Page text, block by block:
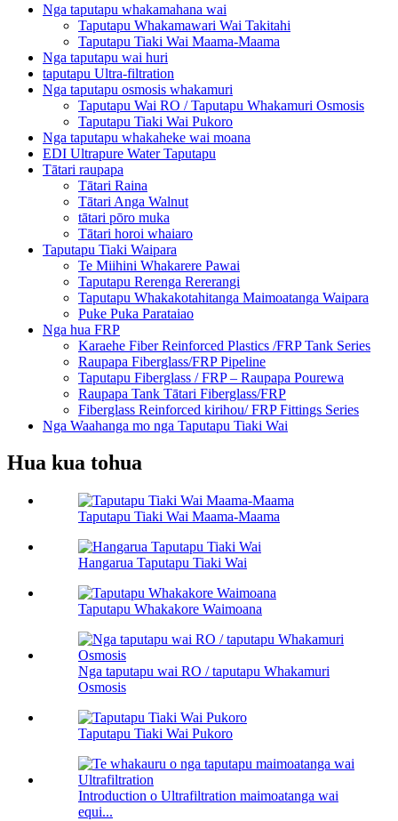
Nga taputapu whakamahana wai
Taputapu Whakamawari Wai Takitahi
Taputapu Tiaki Wai Maama-Maama
Nga taputapu wai huri
taputapu Ultra-filtration
Nga taputapu osmosis whakamuri
Taputapu Wai RO / Taputapu Whakamuri Osmosis
Taputapu Tiaki Wai Pukoro
Nga taputapu whakaheke wai moana
EDI Ultrapure Water Taputapu
Tātari raupapa
Tātari Raina
Tātari Anga Walnut
tātari pōro muka
Tātari horoi whaiaro
Taputapu Tiaki Waipara
Te Miihini Whakarere Pawai
Taputapu Rerenga Rererangi
Taputapu Whakakotahitanga Maimoatanga Waipara
Puke Puka Parataiao
Nga hua FRP
Karaehe Fiber Reinforced Plastics /FRP Tank Series
Raupapa Fiberglass/FRP Pipeline
Taputapu Fiberglass / FRP – Raupapa Pourewa
Raupapa Tank Tātari Fiberglass/FRP
Fiberglass Reinforced kirihou/ FRP Fittings Series
Nga Waahanga mo nga Taputapu Tiaki Wai
Hua kua tohua
Taputapu Tiaki Wai Maama-Maama
Hangarua Taputapu Tiaki Wai
Taputapu Whakakore Waimoana
Nga taputapu wai RO / taputapu Whakamuri
Osmosis
Taputapu Tiaki Wai Pukoro
Introduction o Ultrafiltration maimoatanga wai
equi...